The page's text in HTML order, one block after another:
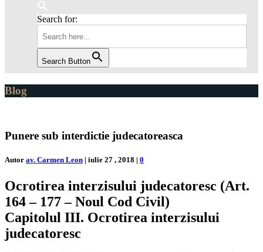
Search for:
Search Button
Blog
Punere sub interdictie judecatoreasca
Autor av. Carmen Leon | iulie 27 , 2018 | 0
Ocrotirea interzisului judecatoresc (Art.
164 – 177 – Noul Cod Civil)
Capitolul III. Ocrotirea interzisului
judecatoresc